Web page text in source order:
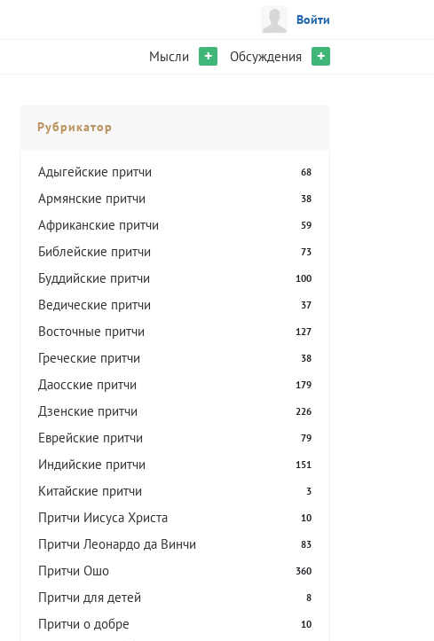
Войти
Мысли + Обсуждения +
Рубрикатор
Адыгейские притчи 68
Армянские притчи 38
Африканские притчи 59
Библейские притчи 73
Буддийские притчи 100
Ведические притчи 37
Восточные притчи 127
Греческие притчи 38
Даосские притчи 179
Дзенские притчи 226
Еврейские притчи 79
Индийские притчи 151
Китайские притчи 3
Притчи Иисуса Христа 10
Притчи Леонардо да Винчи 83
Притчи Ошо 360
Притчи для детей 8
Притчи о добре 10